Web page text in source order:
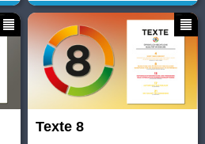
Texte 8